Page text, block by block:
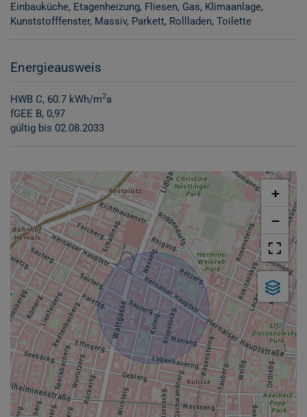
Einbauküche Etagenheizung Fliesen Gas Klimaanlage
Kunststofffenster Massiv Parkett Rollladen Toilette
Energieausweis
HWB C, 60.7 kWh/m2a
fGEE B, 0,97
gültig bis 02.08.2033
+
−